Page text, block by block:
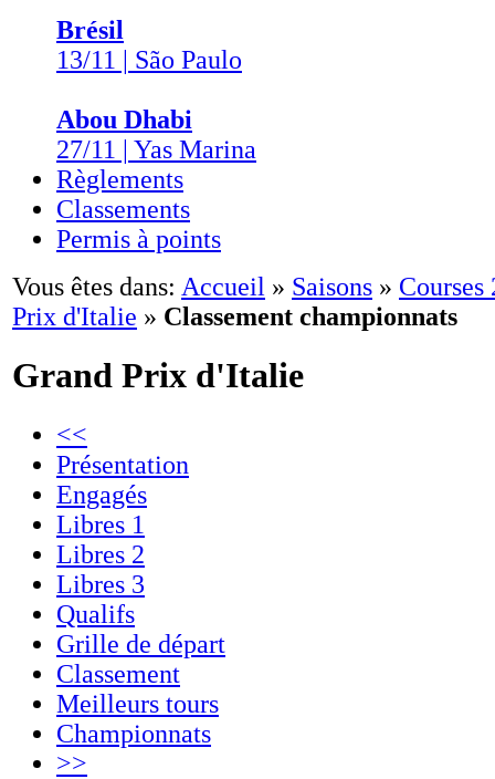
Brésil
13/11 | São Paulo
Abou Dhabi
27/11 | Yas Marina
Règlements
Classements
Permis à points
Vous êtes dans: Accueil » Saisons » Courses
Prix d'Italie » Classement championnats
Grand Prix d'Italie
<<
Présentation
Engagés
Libres 1
Libres 2
Libres 3
Qualifs
Grille de départ
Classement
Meilleurs tours
Championnats
>>